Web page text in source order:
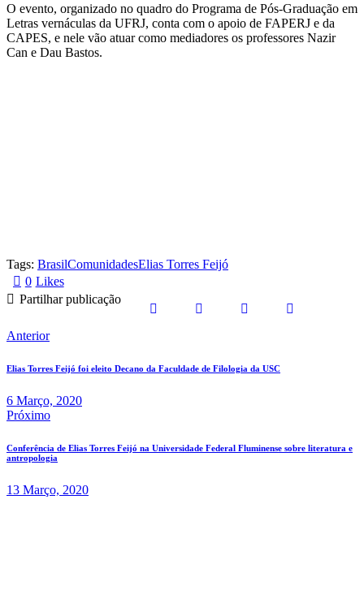
O evento, organizado no quadro do Programa de Pós-Graduação em
Letras vernáculas da UFRJ, conta com o apoio de FAPERJ e da
CAPES, e nele vão atuar como mediadores os professores Nazir
Can e Dau Bastos.
Tags: BrasilComunidadesElias Torres Feijó
0 Likes
Partilhar publicação
Anterior
Elias Torres Feijó foi eleito Decano da Faculdade de Filologia da USC
6 Março, 2020
Próximo
Conferência de Elias Torres Feijó na Universidade Federal Fluminense sobre literatura e
antropologia
13 Março, 2020